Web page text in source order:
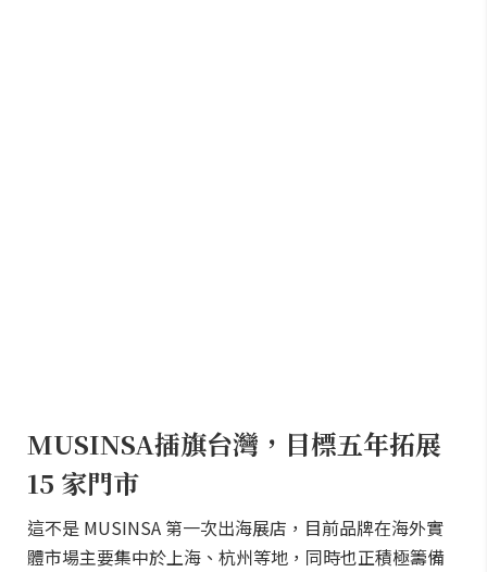
MUSINSA插旗台灣，目標五年拓展
15 家門市
這不是 MUSINSA 第一次出海展店，目前品牌在海外實
體市場主要集中於上海、杭州等地，同時也正積極籌備